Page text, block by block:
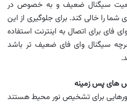
سیگنال ضعیف و به خصوص در
شما را خالی کند. برای جلوگیری از این
فای برای اتصال به اینترنت استفاده
سیگنال وای فای ضعیف تر باشد
برای تشخیص نور محیط هستند